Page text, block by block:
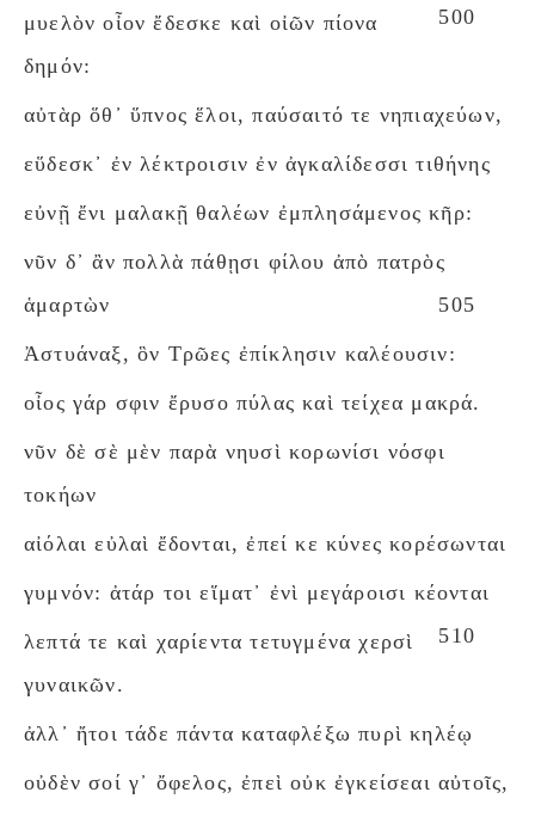
500
μυελὸν οἶον ἔδεσκε καὶ οἰῶν πίονα
δημόν:
αὐτὰρ ὅθ᾽ ὕπνος ἕλοι, παύσαιτό τε νηπιαχεύων,
εὕδεσκ᾽ ἐν λέκτροισιν ἐν ἀγκαλίδεσσι τιθήνης
εὐνῇ ἔνι μαλακῇ θαλέων ἐμπλησάμενος κῆρ:
νῦν δ᾽ ἂν πολλὰ πάθῃσι φίλου ἀπὸ πατρὸς
ἁμαρτὼν
505
Ἀστυάναξ, ὃν Τρῶες ἐπίκλησιν καλέουσιν:
οἶος γάρ σφιν ἔρυσο πύλας καὶ τείχεα μακρά.
νῦν δὲ σὲ μὲν παρὰ νηυσὶ κορωνίσι νόσφι
τοκήων
αἰόλαι εὐλαὶ ἔδονται, ἐπεί κε κύνες κορέσωνται
γυμνόν: ἀτάρ τοι εἵματ᾽ ἐνὶ μεγάροισι κέονται
510
λεπτά τε καὶ χαρίεντα τετυγμένα χερσὶ
γυναικῶν.
ἀλλ᾽ ἤτοι τάδε πάντα καταφλέξω πυρὶ κηλέῳ
οὐδὲν σοί γ᾽ ὄφελος, ἐπεὶ οὐκ ἐγκείσεαι αὐτοῖς,